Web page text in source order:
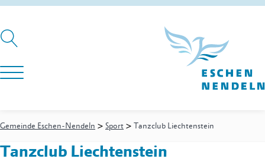
Gemeinde Eschen-Nendeln > Sport > Tanzclub Liechtenstein
Tanzclub Liechtenstein